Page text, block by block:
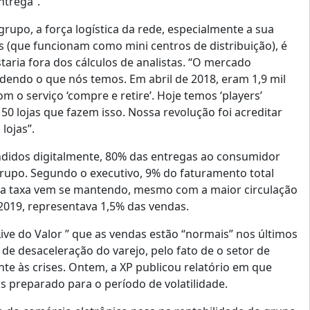
a força logística da rede, especialmente a sua
(que funcionam como mini centros de distribuição), é
fora dos cálculos de analistas. “O mercado
o que nós temos. Em abril de 2018, eram 1,9 mil
o serviço ‘compre e retire’. Hoje temos ‘players’
lojas que fazem isso. Nossa revolução foi acreditar
digitalmente, 80% das entregas ao consumidor
Segundo o executivo, 9% do faturamento total
taxa vem se mantendo, mesmo com a maior circulação
representava 1,5% das vendas.
do Valor ” que as vendas estão “normais” nos últimos
desaceleração do varejo, pelo fato de o setor de
às crises. Ontem, a XP publicou relatório em que
preparado para o período de volatilidade.